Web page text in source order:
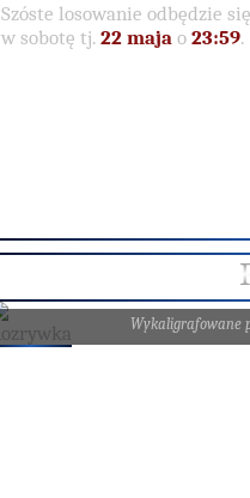
Szóste losowanie odbędzie
w sobotę tj. 22 maja o 23:59.
Wykaligrafowane